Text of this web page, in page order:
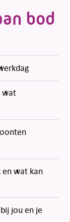
bod
wat
wat kan
jou en je